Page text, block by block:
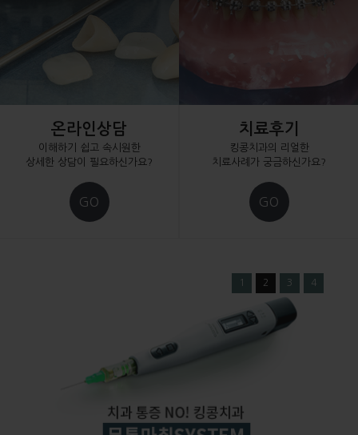
온라인상담
이해하기 쉽고 속시원한
상세한 상담이 필요하신가요?
GO
치료후기
킹콩치과의 리얼한
치료사례가 궁금하신가요?
GO
2 3 4